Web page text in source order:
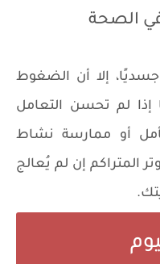
في الصحة
إلا أن الضغوط
إذا لم تحسن التعامل
أو ممارسة نشاط
المتراكم إن لم يُعالج